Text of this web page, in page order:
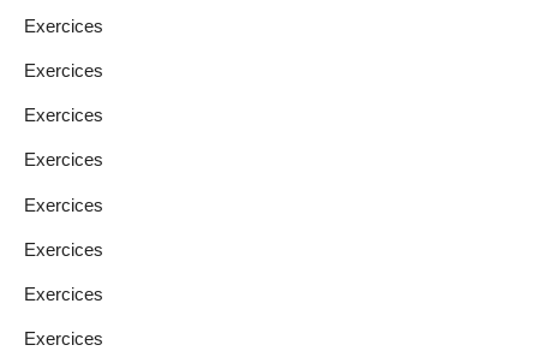
Exercices
Exercices
Exercices
Exercices
Exercices
Exercices
Exercices
Exercices